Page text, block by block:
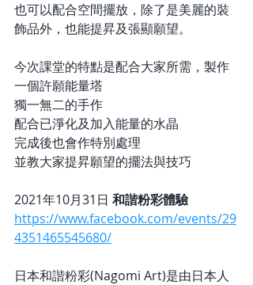
也可以配合空間擺放，除了是美麗的裝
飾品外，也能提昇及張顯願望。
今次課堂的特點是配合大家所需，製作
一個許願能量塔
獨一無二的手作
配合已淨化及加入能量的水晶
完成後也會作特別處理
並教大家提昇願望的擺法與技巧
2021年10月31日 和諧粉彩體驗
https://www.facebook.com/events/29
4351465545680/
日本和諧粉彩(Nagomi Art)是由日本人